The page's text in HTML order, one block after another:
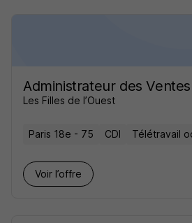
Administrateur des
Les Filles de l’Ouest
Paris 18e - 75 CDI Télétravail
Voir l’offre